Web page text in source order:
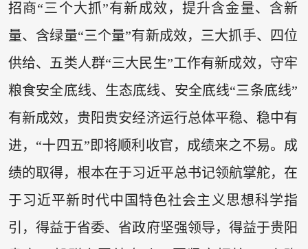
招商“三个大抓”有新成效，提升含金量、含新
量、含绿量“三个量”有新成效，三大抓手、四位
供给、五类人群“三大民生”工作有新成效，守牢
粮食安全底线、生态底线、安全底线“三条底线”
有新成效，贵阳贵安经济运行总体平稳、稳中有
进，“十四五”即将顺利收官，成绩来之不易。成
绩的取得，根本在于习近平总书记领航掌舵，在
于习近平新时代中国特色社会主义思想科学指
引，得益于省委、省政府坚强领导，得益于贵阳